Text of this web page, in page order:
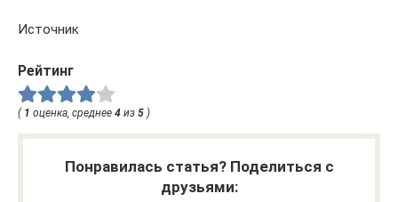
Источник
Рейтинг
( 1 оценка, среднее 4 из 5 )
Понравилась статья? Поделиться с
друзьями: